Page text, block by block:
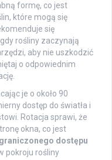
formę, co jest
które mogą się
się
rośliny zaczynają
aby nie uszkodzić
o odpowiednim
je o około 90
dostęp do światła i
Rotacja sprawi, że
okna, co jest
dostępu
pokroju rośliny